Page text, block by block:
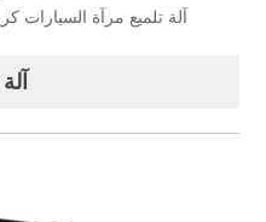
آلة تلميع مرآة السيارات